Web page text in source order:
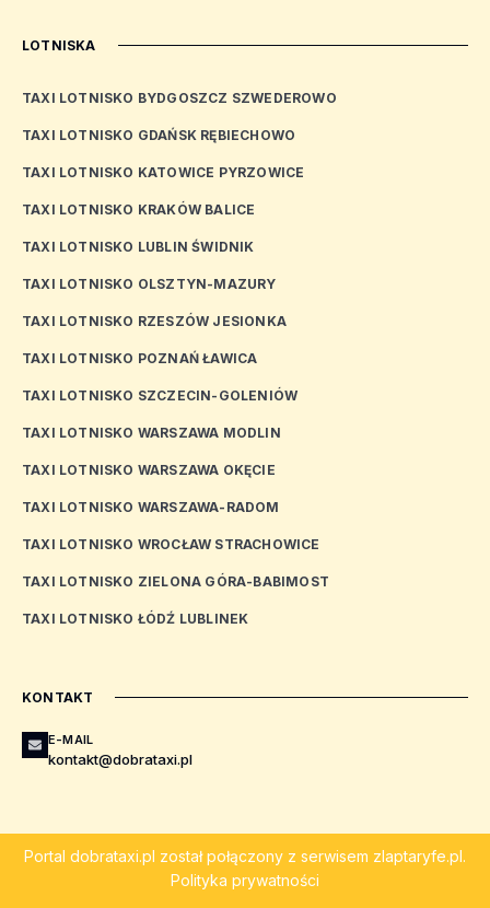
LOTNISKA
TAXI LOTNISKO BYDGOSZCZ SZWEDEROWO
TAXI LOTNISKO GDAŃSK RĘBIECHOWO
TAXI LOTNISKO KATOWICE PYRZOWICE
TAXI LOTNISKO KRAKÓW BALICE
TAXI LOTNISKO LUBLIN ŚWIDNIK
TAXI LOTNISKO OLSZTYN-MAZURY
TAXI LOTNISKO RZESZÓW JESIONKA
TAXI LOTNISKO POZNAŃ ŁAWICA
TAXI LOTNISKO SZCZECIN-GOLENIÓW
TAXI LOTNISKO WARSZAWA MODLIN
TAXI LOTNISKO WARSZAWA OKĘCIE
TAXI LOTNISKO WARSZAWA-RADOM
TAXI LOTNISKO WROCŁAW STRACHOWICE
TAXI LOTNISKO ZIELONA GÓRA-BABIMOST
TAXI LOTNISKO ŁÓDŹ LUBLINEK
KONTAKT
E-MAIL
kontakt@dobrataxi.pl
Portal dobrataxi.pl został połączony z serwisem zlaptaryfe.pl.
Polityka prywatności